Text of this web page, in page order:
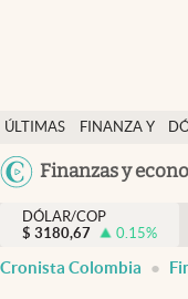
ÚLTIMAS
NOTICIAS
FINANZA Y
Finanzas y
Salud y nutrición
Vida espiritual
Actualidad
DÓLAR/COP
$ 3180,67 0.15%
Cronista Colombia